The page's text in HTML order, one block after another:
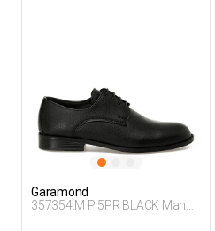
Garamond
357354.M P 5PR BLACK Man